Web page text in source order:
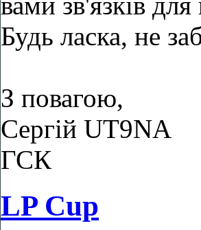
Будь ласка, не
З повагою,
Сергій UT9NA
ГСК
LP Cup